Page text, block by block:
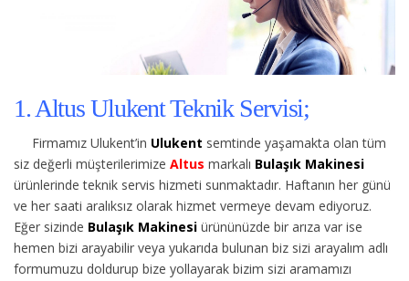
1. Altus Ulukent Teknik Servisi;
Firmamız Ulukent’in Ulukent semtinde yaşamakta olan tüm
siz değerli müşterilerimize Altus markalı Bulaşık Makinesi
ürünlerinde teknik servis hizmeti sunmaktadır. Haftanın her günü
ve her saati aralıksız olarak hizmet vermeye devam ediyoruz.
Eğer sizinde Bulaşık Makinesi ürününüzde bir arıza var ise
hemen bizi arayabilir veya yukarıda bulunan biz sizi arayalım adlı
formumuzu doldurup bize yollayarak bizim sizi aramamızı